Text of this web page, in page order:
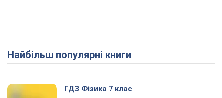
Play Video
Найбільш популярні книги
ГДЗ Фізика 7 клас